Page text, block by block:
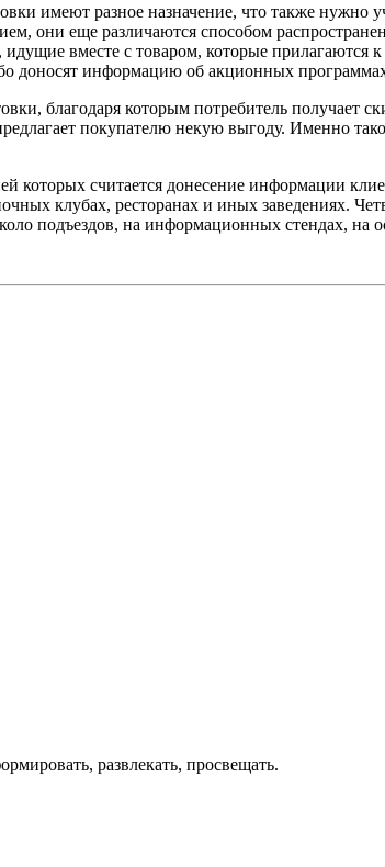
имеют разное назначение, что также нужно
они еще различаются способом
вместе с товаром, которые прилагаются
доносят информацию об акционных программах
благодаря которым потребитель получает
покупателю некую выгоду. Именно
которых считается донесение информации
клубах, ресторанах и иных заведениях.
подъездов, на информационных стендах, на
развлекать, просвещать.